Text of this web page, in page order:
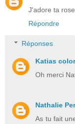
J'adore ta
Répondre
Réponses
Katias
Oh merci
Nathalie
As tu fait